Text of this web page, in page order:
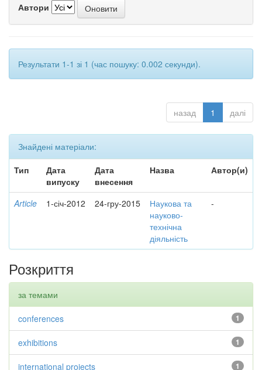
Автори
Результати 1-1 зі 1 (час пошуку: 0.002 секунди).
назад 1 далі
Знайдені матеріали:
Тип
Дата
випуску
Дата
внесення
Назва Автор(и)
Article 1-січ-2012 24-гру-2015
Наукова та
науково-
технічна
діяльність
-
Розкриття
за темами
1
conferences
1
exhibitions
1
international projects